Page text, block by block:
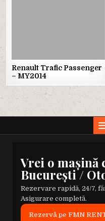
Renault Trafic Passenger
– MY2014
Vrei o mașină
București /
Rezervare rapidă, 24/7,
Asigurare completă.
Rezervă pe FMN